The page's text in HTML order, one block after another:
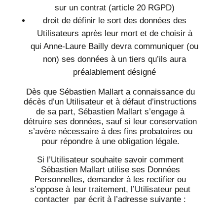
sur un contrat (article 20 RGPD)
droit de définir le sort des données des
Utilisateurs après leur mort et de choisir à
qui Anne-Laure Bailly devra communiquer (ou
non) ses données à un tiers qu’ils aura
préalablement désigné
Dès que Sébastien Mallart a connaissance du
décès d’un Utilisateur et à défaut d’instructions
de sa part, Sébastien Mallart s’engage à
détruire ses données, sauf si leur conservation
s’avère nécessaire à des fins probatoires ou
pour répondre à une obligation légale.
Si l’Utilisateur souhaite savoir comment
Sébastien Mallart utilise ses Données
Personnelles, demander à les rectifier ou
s’oppose à leur traitement, l’Utilisateur peut
contacter par écrit à l’adresse suivante :